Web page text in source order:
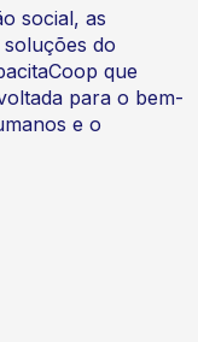
social, as
do
que
para o bem-
e o